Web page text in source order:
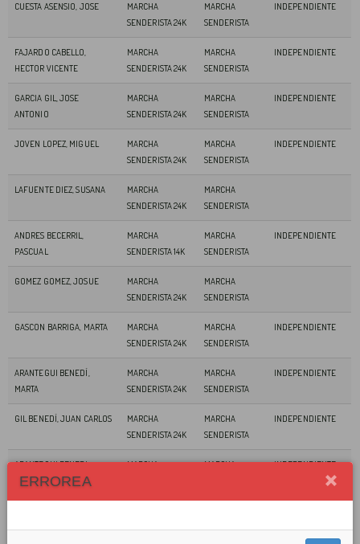
CUESTA ASENSIO, JOSE
MARCHA
SENDERISTA 24K
MARCHA
SENDERISTA
INDEPENDIENTE
FAJARDO CABELLO,
HECTOR VICENTE
MARCHA
SENDERISTA 24K
MARCHA
SENDERISTA
INDEPENDIENTE
GARCIA GIL, JOSE
ANTONIO
MARCHA
SENDERISTA 24K
MARCHA
SENDERISTA
INDEPENDIENTE
JOVEN LOPEZ, MIGUEL
MARCHA
SENDERISTA 24K
MARCHA
SENDERISTA
INDEPENDIENTE
LAFUENTE DIEZ, SUSANA
MARCHA
SENDERISTA 24K
MARCHA
SENDERISTA
ANDRES BECERRIL,
PASCUAL
MARCHA
SENDERISTA 14K
MARCHA
SENDERISTA
INDEPENDIENTE
GOMEZ GOMEZ, JOSUE
MARCHA
SENDERISTA 24K
MARCHA
SENDERISTA
GASCON BARRIGA, MARTA
MARCHA
SENDERISTA 24K
MARCHA
SENDERISTA
INDEPENDIENTE
ARANTEGUI BENEDÍ,
MARTA
MARCHA
SENDERISTA 24K
MARCHA
SENDERISTA
INDEPENDIENTE
GIL BENEDÍ, JUAN CARLOS
MARCHA
SENDERISTA 24K
MARCHA
SENDERISTA
INDEPENDIENTE
ARANTEGUI BENEDI,
SONIA
MARCHA
MARCHA
INDEPENDIENTE
ERROREA